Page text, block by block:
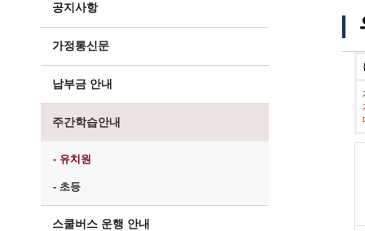
공지사항
가정통신문
납부금 안내
주간학습안내
- 유치원
- 초등
스쿨버스 운행 안내